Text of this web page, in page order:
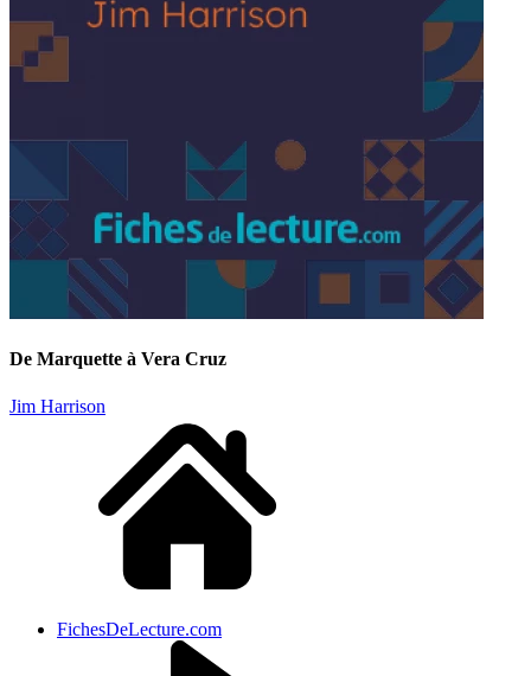
De Marquette à Vera Cruz
Jim Harrison
FichesDeLecture.com